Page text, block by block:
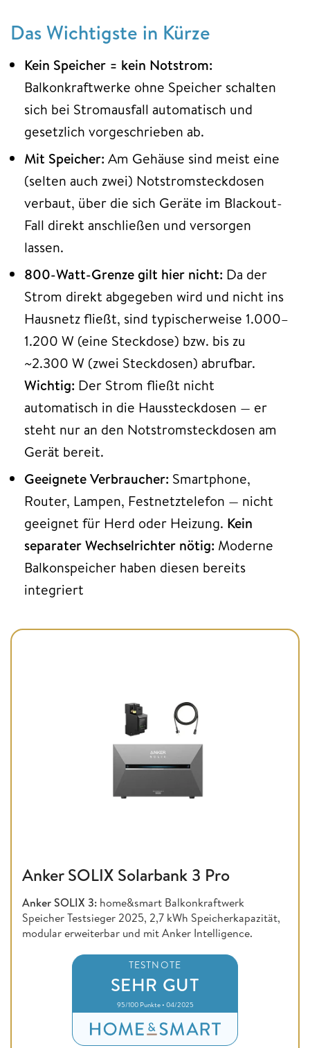
Das Wichtigste in Kürze
Kein Speicher = kein Notstrom:
Balkonkraftwerke ohne Speicher schalten
sich bei Stromausfall automatisch und
gesetzlich vorgeschrieben ab.
Mit Speicher: Am Gehäuse sind meist eine
(selten auch zwei) Notstromsteckdosen
verbaut, über die sich Geräte im Blackout-
Fall direkt anschließen und versorgen
lassen.
800-Watt-Grenze gilt hier nicht: Da der
Strom direkt abgegeben wird und nicht ins
Hausnetz fließt, sind typischerweise 1.000–
1.200 W (eine Steckdose) bzw. bis zu
~2.300 W (zwei Steckdosen) abrufbar.
Wichtig: Der Strom fließt nicht
automatisch in die Haussteckdosen — er
steht nur an den Notstromsteckdosen am
Gerät bereit.
Geeignete Verbraucher: Smartphone,
Router, Lampen, Festnetztelefon — nicht
geeignet für Herd oder Heizung. Kein
separater Wechselrichter nötig: Moderne
Balkonspeicher haben diesen bereits
integriert
Anker SOLIX Solarbank 3 Pro
Anker SOLIX 3: home&smart Balkonkraftwerk
Speicher Testsieger 2025, 2,7 kWh Speicherkapazität,
modular erweiterbar und mit Anker Intelligence.
TESTNOTE
SEHR GUT
95/100 Punkte • 04/2025